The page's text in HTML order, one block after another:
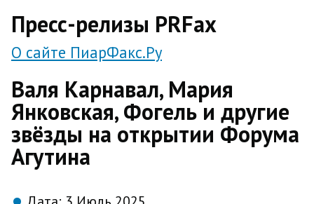
Пресс-релизы PRFax
О сайте ПиарФакс.Ру
Валя Карнавал, Мария
Янковская, Фогель и другие
звёзды на открытии Форума
Агутина